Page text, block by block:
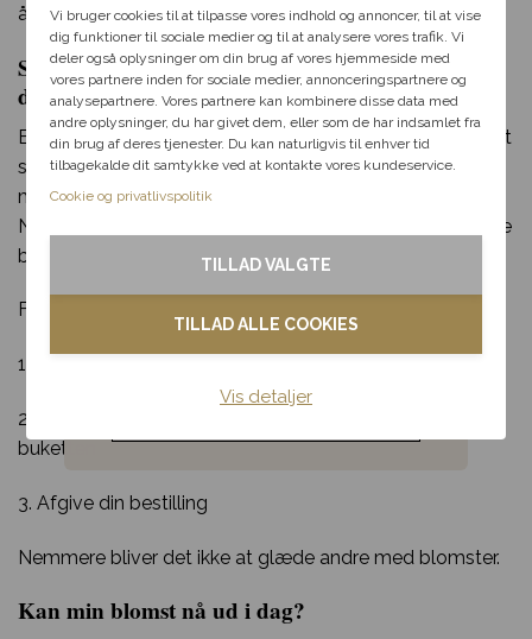
Vi bruger cookies til at tilpasse vores indhold og annoncer, til at vise
dig funktioner til sociale medier og til at analysere vores trafik. Vi
deler også oplysninger om din brug af vores hjemmeside med
vores partnere inden for sociale medier, annonceringspartnere og
analysepartnere. Vores partnere kan kombinere disse data med
andre oplysninger, du har givet dem, eller som de har indsamlet fra
din brug af deres tjenester. Du kan naturligvis til enhver tid
tilbagekalde dit samtykke ved at kontakte vores kundeservice.
Cookie og privatlivspolitik
TILLAD ALLE COOKIES
TILLAD VALGTE
Vis detaljer
åbningstid.
Send blomster til Sakskøbing – levering samme
dag
Bloomit gør blomsterudbringning i Sakskøbing lige så let
som en leg. Alt du skal gøre, er at klikke et par gange
med musen og indtaste de nødvendige informationer.
Når du har gjort det, kan vi klargøre og sende din smukke
blomsterlevering til en heldig i Sakskøbing!
For at lægge en bestilling skal du:
1. Fortælle os hvilken buket din modtager skal have
2. Fortælle os hvor og hvornår din modtager skal have
buketten
3. Afgive din bestilling
Nemmere bliver det ikke at glæde andre med blomster.
Kan min blomst nå ud i dag?
passer til dig, så hjælper vi
dig videre med at finde den
perfekte rabat til dit svar.
Fødselsdag
Kondolence
Blomster til hjemmet